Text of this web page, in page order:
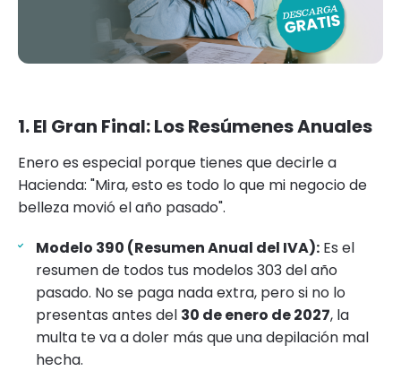
1. El Gran Final: Los Resúmenes Anuales
Enero es especial porque tienes que decirle a
Hacienda: "Mira, esto es todo lo que mi negocio de
belleza movió el año pasado".
Modelo 390 (Resumen Anual del IVA): Es el
resumen de todos tus modelos 303 del año
pasado. No se paga nada extra, pero si no lo
presentas antes del 30 de enero de 2027, la
multa te va a doler más que una depilación mal
hecha.